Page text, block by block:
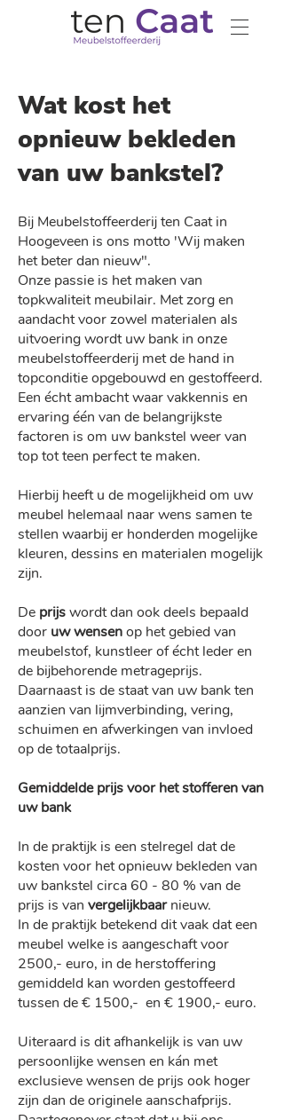
Wat kost het
opnieuw bekleden
van uw bankstel?
Bij Meubelstoffeerderij ten Caat in
Hoogeveen is ons motto 'Wij maken
het beter dan nieuw".
Onze passie is het maken van
topkwaliteit meubilair. Met zorg en
aandacht voor zowel materialen als
uitvoering wordt uw bank in onze
meubelstoffeerderij met de hand in
topconditie opgebouwd en gestoffeerd.
Een écht ambacht waar vakkennis en
ervaring één van de belangrijkste
factoren is om uw bankstel weer van
top tot teen perfect te maken.
Hierbij heeft u de mogelijkheid om uw
meubel helemaal naar wens samen te
stellen waarbij er honderden mogelijke
kleuren, dessins en materialen mogelijk
zijn.
De prijswordt dan ook deels bepaald
door uw wensenop het gebied van
meubelstof, kunstleer of écht leder en
de bijbehorende metrageprijs.
Daarnaast is de staat van uw bank ten
aanzien van lijmverbinding, vering,
schuimen en afwerkingen van invloed
op de totaalprijs.
Gemiddelde prijs voor het stofferen van
uw bank
In de praktijk is een stelregel dat de
kosten voor het opnieuw bekleden van
uw bankstel circa 60 - 80 % van de
prijs is van vergelijkbaarnieuw.
In de praktijk betekend dit vaak dat een
meubel welke is aangeschaft voor
2500,- euro, in de herstoffering
gemiddeld kan worden gestoffeerd
tussen de € 1500,- en € 1900,- euro.
Uiteraard is dit afhankelijk is van uw
persoonlijke wensen en kán met
exclusieve wensen de prijs ook hoger
zijn dan de originele aanschafprijs.